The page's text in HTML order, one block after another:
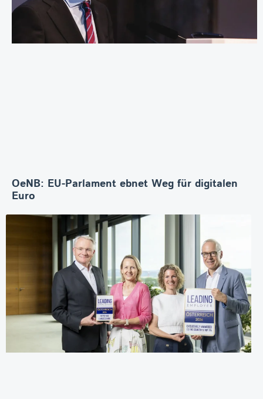
OeNB: EU-Parlament ebnet Weg für digitalen
Euro